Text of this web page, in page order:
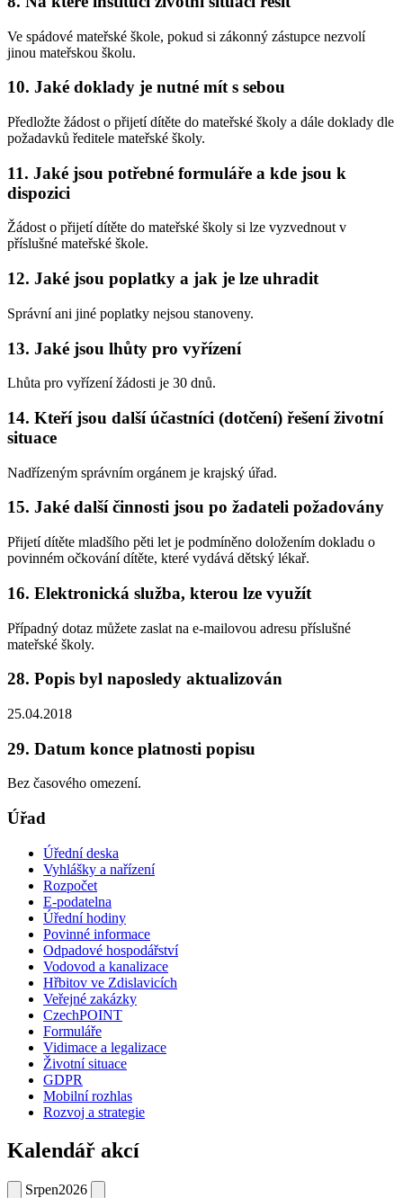
Ve spádové mateřské škole, pokud si zákonný zástupce nezvolí
jinou mateřskou školu.
10. Jaké doklady je nutné mít s sebou
Předložte žádost o přijetí dítěte do mateřské školy a dále doklady dle
požadavků ředitele mateřské školy.
11. Jaké jsou potřebné formuláře a kde jsou k
dispozici
Žádost o přijetí dítěte do mateřské školy si lze vyzvednout v
příslušné mateřské škole.
12. Jaké jsou poplatky a jak je lze uhradit
Správní ani jiné poplatky nejsou stanoveny.
13. Jaké jsou lhůty pro vyřízení
Lhůta pro vyřízení žádosti je 30 dnů.
14. Kteří jsou další účastníci (dotčení) řešení životní
situace
Nadřízeným správním orgánem je krajský úřad.
15. Jaké další činnosti jsou po žadateli požadovány
Přijetí dítěte mladšího pěti let je podmíněno doložením dokladu o
povinném očkování dítěte, které vydává dětský lékař.
16. Elektronická služba, kterou lze využít
Případný dotaz můžete zaslat na e-mailovou adresu příslušné
mateřské školy.
28. Popis byl naposledy aktualizován
25.04.2018
29. Datum konce platnosti popisu
Bez časového omezení.
Úřad
Úřední deska
Vyhlášky a nařízení
Rozpočet
E-podatelna
Úřední hodiny
Povinné informace
Odpadové hospodářství
Vodovod a kanalizace
Hřbitov ve Zdislavicích
Veřejné zakázky
CzechPOINT
Formuláře
Vidimace a legalizace
Životní situace
GDPR
Mobilní rozhlas
Rozvoj a strategie
Kalendář akcí
Srpen2026